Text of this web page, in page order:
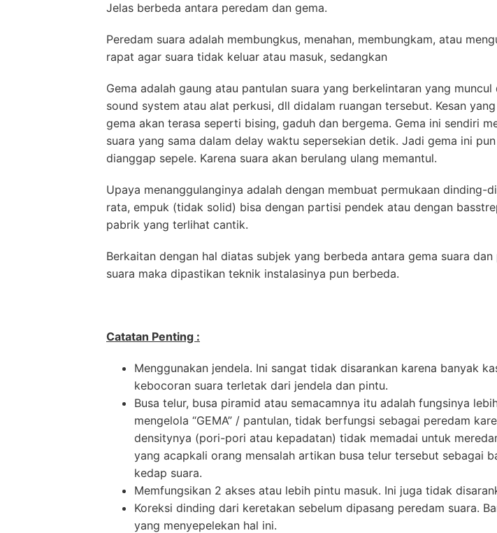
Jelas berbeda antara peredam dan gema.
Peredam suara adalah membungkus, menahan, membungkam, atau
rapat agar suara tidak keluar atau masuk, sedangkan
Gema adalah gaung atau pantulan suara yang berkelintaran yang muncul
sound system atau alat perkusi, dll didalam ruangan tersebut. Kesan
gema akan terasa seperti bising, gaduh dan bergema. Gema ini sendiri
suara yang sama dalam delay waktu sepersekian detik. Jadi gema ini
dianggap sepele. Karena suara akan berulang ulang memantul.
Upaya menanggulanginya adalah dengan membuat permukaan dinding-
rata, empuk (tidak solid) bisa dengan partisi pendek atau dengan
pabrik yang terlihat cantik.
Berkaitan dengan hal diatas subjek yang berbeda antara gema suara dan
suara maka dipastikan teknik instalasinya pun berbeda.
Catatan Penting :
Menggunakan jendela. Ini sangat tidak disarankan karena banyak
kebocoran suara terletak dari jendela dan pintu.
Busa telur, busa piramid atau semacamnya itu adalah fungsinya
mengelola “GEMA” / pantulan, tidak berfungsi sebagai peredam
densitynya (pori-pori atau kepadatan) tidak memadai untuk
yang acapkali orang mensalah artikan busa telur tersebut sebagai
kedap suara.
Memfungsikan 2 akses atau lebih pintu masuk. Ini juga tidak
Koreksi dinding dari keretakan sebelum dipasang peredam suara.
yang menyepelekan hal ini.